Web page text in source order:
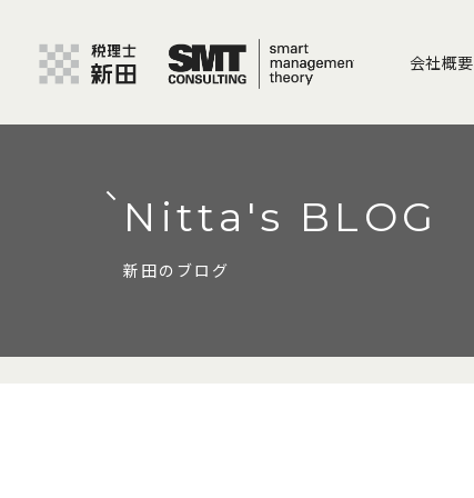
会社概要
Nitta's BLOG
新田のブログ